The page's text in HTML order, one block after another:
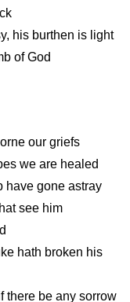
his burthen is light
of God
our griefs
we are healed
have gone astray
see him
hath broken his
there be any sorrow